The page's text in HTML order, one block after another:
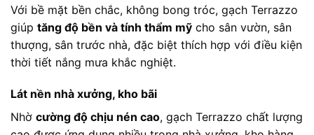
Với bề mặt bền chắc, không bong tróc, gạch Terrazzo
giúp tăng độ bền và tính thẩm mỹ cho sân vườn, sân
thượng, sân trước nhà, đặc biệt thích hợp với điều kiện
thời tiết nắng mưa khắc nghiệt.
Lát nền nhà xưởng, kho bãi
Nhờ cường độ chịu nén cao, gạch Terrazzo chất lượng